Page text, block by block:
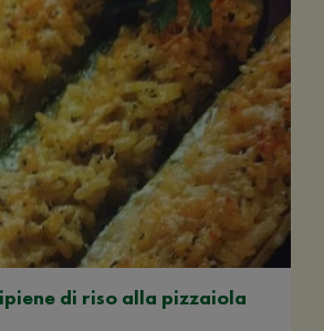
di riso alla pizzaiola